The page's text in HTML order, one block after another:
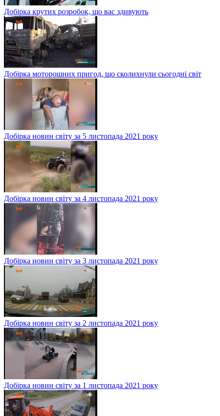
Добірка крутих розробок, що вас здивують
Добірка моторошних пригод, що сколихнули сьогодні світ
Добірка новин світу за 5 листопада 2021 року
Добірка новин світу за 4 листопада 2021 року
Добірка новин світу за 3 листопада 2021 року
Добірка новин світу за 2 листопада 2021 року
Добірка новин світу за 1 листопада 2021 року